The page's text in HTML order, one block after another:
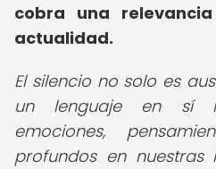
cobra una
actualidad.
El silencio no solo es
un lenguaje en sí
emociones,
profundos en nuestras